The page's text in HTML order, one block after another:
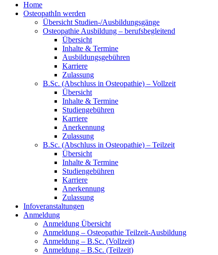
Home
OsteopathIn werden
Übersicht Studien-/Ausbildungsgänge
Osteopathie Ausbildung – berufsbegleitend
Übersicht
Inhalte & Termine
Ausbildungsgebühren
Karriere
Zulassung
B.Sc. (Abschluss in Osteopathie) – Vollzeit
Übersicht
Inhalte & Termine
Studiengebühren
Karriere
Anerkennung
Zulassung
B.Sc. (Abschluss in Osteopathie) – Teilzeit
Übersicht
Inhalte & Termine
Studiengebühren
Karriere
Anerkennung
Zulassung
Infoveranstaltungen
Anmeldung
Anmeldung Übersicht
Anmeldung – Osteopathie Teilzeit-Ausbildung
Anmeldung – B.Sc. (Vollzeit)
Anmeldung – B.Sc. (Teilzeit)